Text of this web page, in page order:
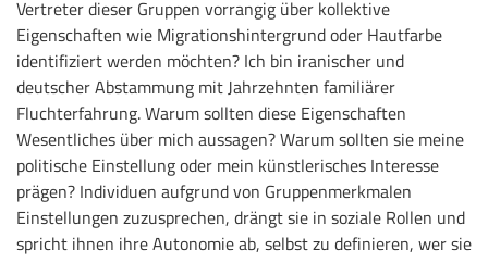
Vertreter dieser Gruppen vorrangig über kollektive
Eigenschaften wie Migrationshintergrund oder Hautfarbe
identifiziert werden möchten? Ich bin iranischer und
deutscher Abstammung mit Jahrzehnten familiärer
Fluchterfahrung. Warum sollten diese Eigenschaften
Wesentliches über mich aussagen? Warum sollten sie meine
politische Einstellung oder mein künstlerisches Interesse
prägen? Individuen aufgrund von Gruppenmerkmalen
Einstellungen zuzusprechen, drängt sie in soziale Rollen und
spricht ihnen ihre Autonomie ab, selbst zu definieren, wer sie